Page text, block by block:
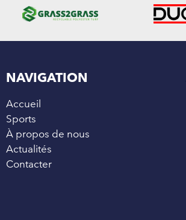
NAVIGATION
Accueil
Sports
À propos de nous
Actualités
Contacter